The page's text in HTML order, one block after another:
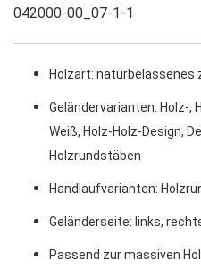
042000-00_07-1-1
Holzart:
Geländervarianten: Holz-,
Weiß, Holz-Holz-Design,
Holzrundstäben
Handlaufvarianten:
Geländerseite: links,
Passend zur massiven